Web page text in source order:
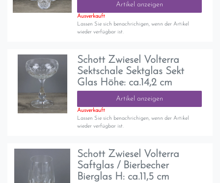
Artikel anzeigen
Ausverkauft
Lassen Sie sich benachrichigen, wenn der Artikel
wieder verfügbar ist.
Schott Zwiesel Volterra
Sektschale Sektglas Sekt
Glas Höhe: ca.14,2 cm
Artikel anzeigen
Ausverkauft
Lassen Sie sich benachrichigen, wenn der Artikel
wieder verfügbar ist.
Schott Zwiesel Volterra
Saftglas / Bierbecher
Bierglas H: ca.11,5 cm